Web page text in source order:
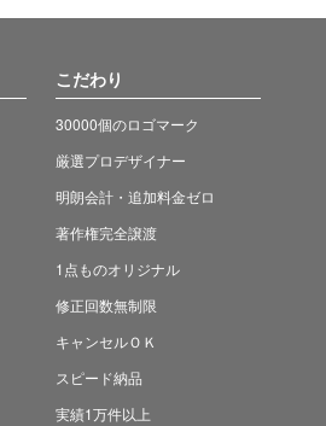
こだわり
30000個のロゴマーク
厳選プロデザイナー
明朗会計・追加料金ゼロ
著作権完全譲渡
1点ものオリジナル
修正回数無制限
キャンセルＯＫ
スピード納品
実績1万件以上